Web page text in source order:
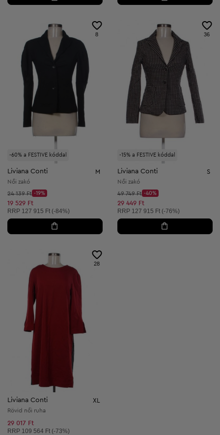
-60% a FESTIVE kóddal
8
Liviana Conti M
Női zakó
Kezdő ár:
24 139 Ft
Discount Price:
-19%
Csökkentett ár:
19 529 Ft
Ajánlott ár:
RRP 127 915 Ft (-84%)
-15% a FESTIVE kóddal
36
Liviana Conti S
Női zakó
Kezdő ár:
49 749 Ft
Discount Price:
-40%
Csökkentett ár:
29 449 Ft
Ajánlott ár:
RRP 127 915 Ft (-76%)
28
Liviana Conti XL
Rövid női ruha
29 017 Ft
Ajánlott ár:
RRP 109 564 Ft (-73%)